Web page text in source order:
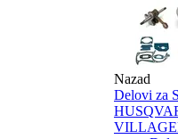
Nazad
Delovi za